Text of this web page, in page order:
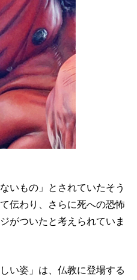
いもの」とされていたそう
伝わり、さらに死への恐怖
がついたと考えられていま
い姿」は、仏教に登場する